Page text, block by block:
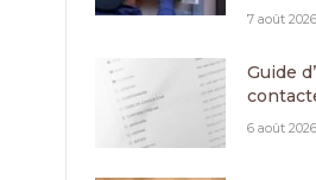
7 août 2026
Guide
6 août 2026